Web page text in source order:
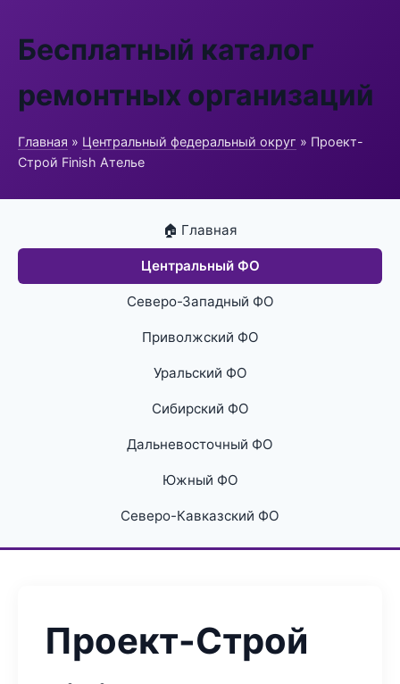
Бесплатный каталог
ремонтных организаций
Главная » Центральный федеральный округ » Проект-
Строй Finish Ателье
🏠 Главная
Центральный ФО
Северо-Западный ФО
Приволжский ФО
Уральский ФО
Сибирский ФО
Дальневосточный ФО
Южный ФО
Северо-Кавказский ФО
Проект-Строй